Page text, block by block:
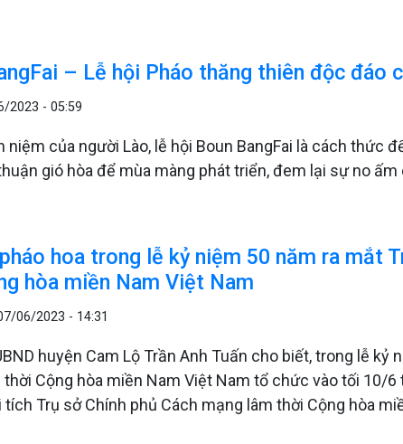
– Lễ hội Pháo thăng thiên độc đáo
2023 - 05:59
niệm của người Lào, lễ hội Boun BangFai là cách thức
gió hòa để mùa màng phát triển, đem lại sự no ấm
hoa trong lễ kỷ niệm 50 năm ra mắt
hòa miền Nam Việt Nam
06/2023 - 14:31
huyện Cam Lộ Trần Anh Tuấn cho biết, trong lễ kỷ
thời Cộng hòa miền Nam Việt Nam tổ chức vào tối 10/
tích Trụ sở Chính phủ Cách mạng lâm thời Cộng hòa